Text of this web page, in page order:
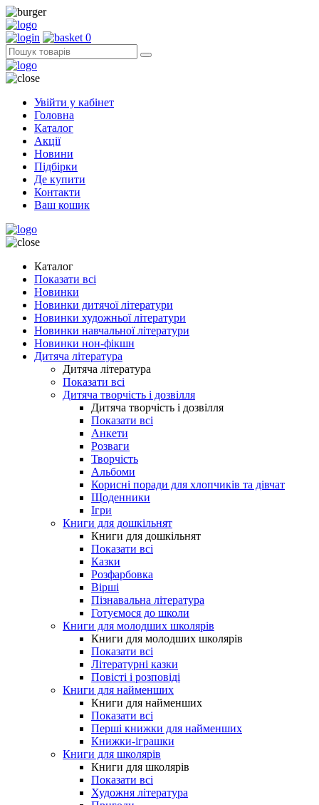
0
Увійти у кабінет
Головна
Каталог
Акції
Новини
Підбірки
Де купити
Контакти
Ваш кошик
Каталог
Показати всі
Новинки
Новинки дитячої літератури
Новинки художньої літератури
Новинки навчальної літератури
Новинки нон-фікшн
Дитяча література
Дитяча література
Показати всі
Дитяча творчість і дозвілля
Дитяча творчість і дозвілля
Показати всі
Анкети
Розваги
Творчість
Альбоми
Корисні поради для хлопчиків та дівчат
Щоденники
Ігри
Книги для дошкільнят
Книги для дошкільнят
Показати всі
Казки
Розфарбовка
Вірші
Пізнавальна література
Готуємося до школи
Книги для молодших школярів
Книги для молодших школярів
Показати всі
Літературні казки
Повісті і розповіді
Книги для найменших
Книги для найменших
Показати всі
Перші книжки для найменших
Книжки-іграшки
Книги для школярів
Книги для школярів
Показати всі
Художня література